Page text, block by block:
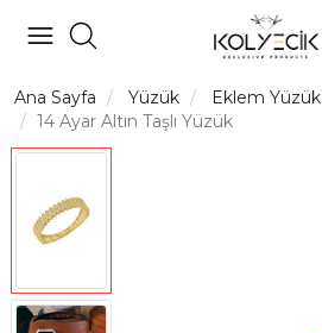
Ana Sayfa Yüzük
Eklem Yüzük
14 Ayar Altın Taşlı Yüzük